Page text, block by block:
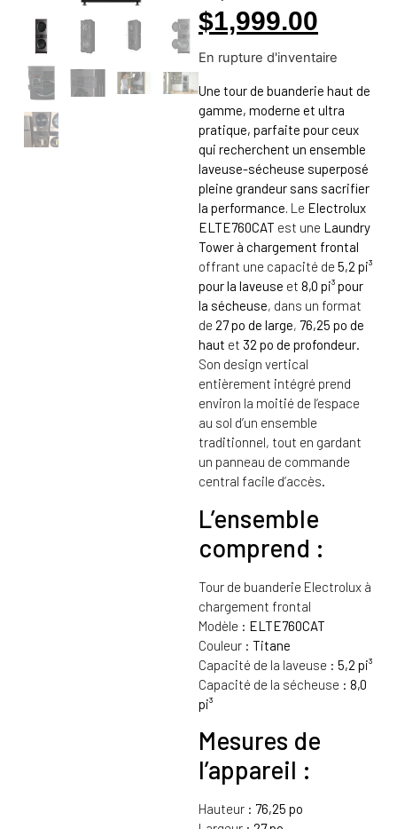
$1,999.00
En rupture d'inventaire
Une tour de buanderie haut de
gamme, moderne et ultra
pratique, parfaite pour ceux
qui recherchent un ensemble
laveuse-sécheuse superposé
pleine grandeur sans sacrifier
la performance. Le Electrolux
ELTE760CAT est une Laundry
Tower à chargement frontal
offrant une capacité de 5,2 pi³
pour la laveuse et 8,0 pi³ pour
la sécheuse, dans un format
de 27 po de large, 76,25 po de
haut et 32 po de profondeur.
Son design vertical
entièrement intégré prend
environ la moitié de l’espace
au sol d’un ensemble
traditionnel, tout en gardant
un panneau de commande
central facile d’accès.
L’ensemble
comprend :
Tour de buanderie Electrolux à
chargement frontal
Modèle : ELTE760CAT
Couleur : Titane
Capacité de la laveuse : 5,2 pi³
Capacité de la sécheuse : 8,0
pi³
Mesures de
l’appareil :
Hauteur : 76,25 po